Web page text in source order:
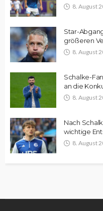
8. August
Star-
größeren
8. August
Schalke-
an die
8. August
Nach
wichtige
8. August